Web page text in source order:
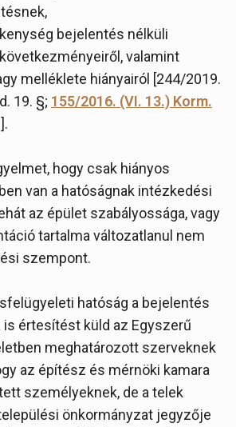
bejelentés nélküli
valamint
melléklete hiányairól [244/2019.
19. §; 155/2016. (VI. 13.) Korm.
hogy csak hiányos
van a hatóságnak intézkedési
az épület szabályossága, vagy
tartalma változatlanul nem
szempont.
hatóság a bejelentés
értesítést küld az Egyszerű
meghatározott szerveknek
az építész és mérnöki kamara
személyeknek, de a telek
önkormányzat jegyzője